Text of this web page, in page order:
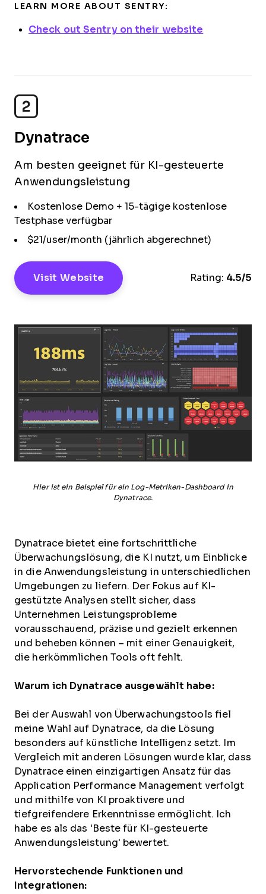
LEARN MORE ABOUT SENTRY:
Check out Sentry on their website
2
Dynatrace
Am besten geeignet für KI-gesteuerte
Anwendungsleistung
Kostenlose Demo + 15-tägige kostenlose
Testphase verfügbar
$21/user/month (jährlich abgerechnet)
Visit Website Rating: 4.5/5
Hier ist ein Beispiel für ein Log-Metriken-Dashboard in
Dynatrace.
Dynatrace bietet eine fortschrittliche
Überwachungslösung, die KI nutzt, um Einblicke
in die Anwendungsleistung in unterschiedlichen
Umgebungen zu liefern. Der Fokus auf KI-
gestützte Analysen stellt sicher, dass
Unternehmen Leistungsprobleme
vorausschauend, präzise und gezielt erkennen
und beheben können – mit einer Genauigkeit,
die herkömmlichen Tools oft fehlt.
Warum ich Dynatrace ausgewählt habe:
Bei der Auswahl von Überwachungstools fiel
meine Wahl auf Dynatrace, da die Lösung
besonders auf künstliche Intelligenz setzt. Im
Vergleich mit anderen Lösungen wurde klar, dass
Dynatrace einen einzigartigen Ansatz für das
Application Performance Management verfolgt
und mithilfe von KI proaktivere und
tiefgreifendere Erkenntnisse ermöglicht. Ich
habe es als das 'Beste für KI-gesteuerte
Anwendungsleistung' bewertet.
Hervorstechende Funktionen und
Integrationen: